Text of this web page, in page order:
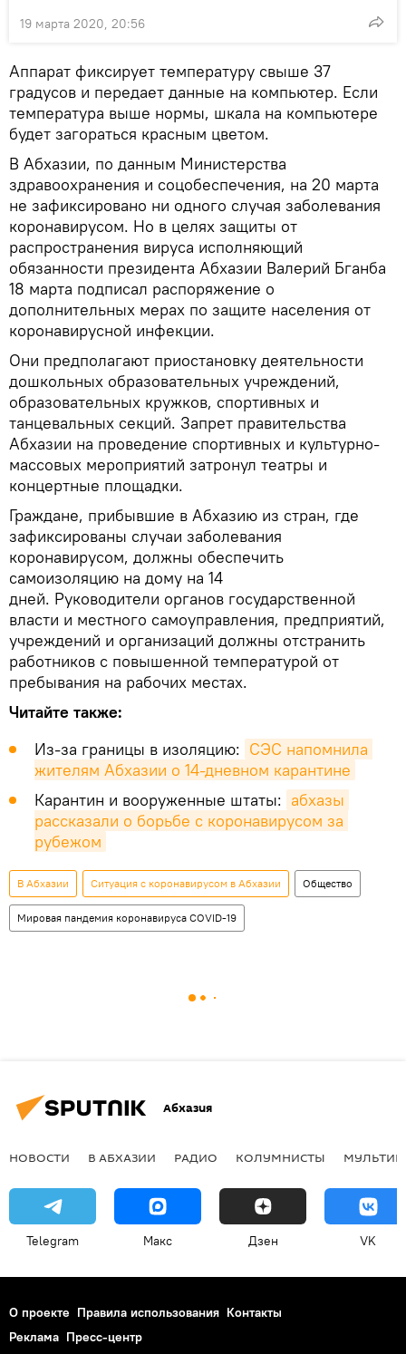
19 марта 2020, 20:56
Аппарат фиксирует температуру свыше 37
градусов и передает данные на компьютер. Если
температура выше нормы, шкала на компьютере
будет загораться красным цветом.
В Абхазии, по данным Министерства
здравоохранения и соцобеспечения, на 20 марта
не зафиксировано ни одного случая заболевания
коронавирусом. Но в целях защиты от
распространения вируса исполняющий
обязанности президента Абхазии Валерий Бганба
18 марта подписал распоряжение о
дополнительных мерах по защите населения от
коронавирусной инфекции.
Они предполагают приостановку деятельности
дошкольных образовательных учреждений,
образовательных кружков, спортивных и
танцевальных секций. Запрет правительства
Абхазии на проведение спортивных и культурно-
массовых мероприятий затронул театры и
концертные площадки.
Граждане, прибывшие в Абхазию из стран, где
зафиксированы случаи заболевания
коронавирусом, должны обеспечить
самоизоляцию на дому на 14
дней. Руководители органов государственной
власти и местного самоуправления, предприятий,
учреждений и организаций должны отстранить
работников с повышенной температурой от
пребывания на рабочих местах.
Читайте также:
Из-за границы в изоляцию: СЭС напомнила
жителям Абхазии о 14-дневном карантине
Карантин и вооруженные штаты: абхазы
рассказали о борьбе с коронавирусом за
рубежом
В Абхазии Ситуация с коронавирусом в Абхазии Общество
Мировая пандемия коронавируса COVID-19
Абхазия
НОВОСТИ В АБХАЗИИ РАДИО КОЛУМНИСТЫ
Telegram Макс Дзен VK
О проекте Правила использования Контакты
Реклама Пресс-центр